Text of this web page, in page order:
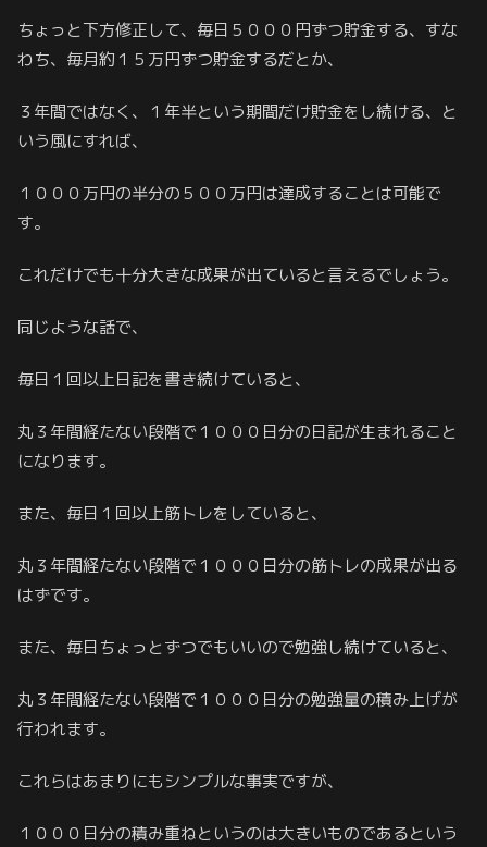
ちょっと下方修正して、毎日５０００円ずつ貯金する、すな
わち、毎月約１５万円ずつ貯金するだとか、
３年間ではなく、１年半という期間だけ貯金をし続ける、と
いう風にすれば、
１０００万円の半分の５００万円は達成することは可能で
す。
これだけでも十分大きな成果が出ていると言えるでしょう。
同じような話で、
毎日１回以上日記を書き続けていると、
丸３年間経たない段階で１０００日分の日記が生まれること
になります。
また、毎日１回以上筋トレをしていると、
丸３年間経たない段階で１０００日分の筋トレの成果が出る
はずです。
また、毎日ちょっとずつでもいいので勉強し続けていると、
丸３年間経たない段階で１０００日分の勉強量の積み上げが
行われます。
これらはあまりにもシンプルな事実ですが、
１０００日分の積み重ねというのは大きいものであるという